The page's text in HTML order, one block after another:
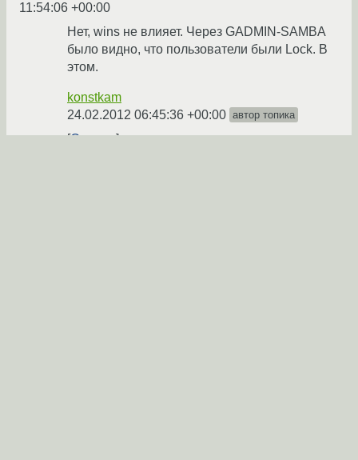
11:54:06 +00:00
Нет, wins не влияет. Через GADMIN-SAMBA
было видно, что пользователи были Lock. В
этом.
konstkam
24.02.2012 06:45:36 +00:00 автор топика
Ссылка